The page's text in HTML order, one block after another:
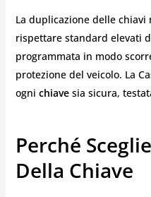
La duplicazione delle chiavi
rispettare standard elevati
programmata in modo
protezione del veicolo. La
ogni chiavesia sicura,
Perché
Della Chiave